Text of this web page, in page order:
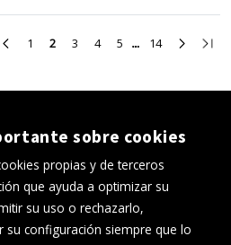
Ir
página
1
página
2 3
página
4Ir
página
5
página
14Ir
página
Ir
página
Ir
sobre cookies
propias y de terceros
que ayuda a optimizar su
su uso o rechazarlo,
su configuración siempre que lo